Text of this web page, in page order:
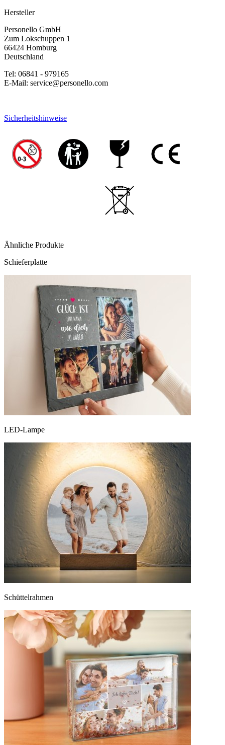
Hersteller
Personello GmbH
Zum Lokschuppen 1
66424 Homburg
Deutschland
Tel: 06841 - 979165
E-Mail: service@personello.com
Sicherheitshinweise
Ähnliche Produkte
Schieferplatte
LED-Lampe
Schüttelrahmen